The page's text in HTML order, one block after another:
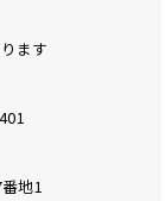
ます
地1